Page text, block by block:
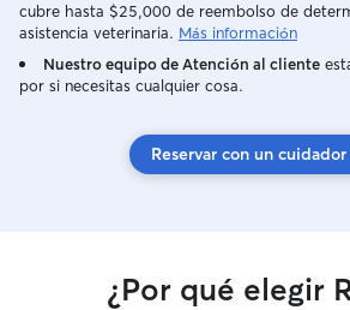
cubre hasta $25,000 de reembolso de
asistencia veterinaria. Más información
Nuestro equipo de Atención al cliente
por si necesitas cualquier cosa.
Reservar con un
¿Por qué elegir